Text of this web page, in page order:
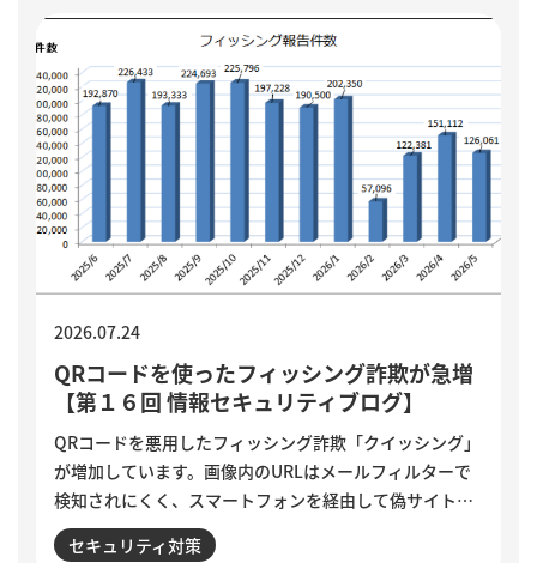
ます。
QRコードを使ったフィッシング詐欺が急増
【第１６回 情報セキュリティブログ】
2026.07.24
QRコードを悪用したフィッシング詐欺「クイッシング」
が増加しています。画像内のURLはメールフィルターで
検知されにくく、スマートフォンを経由して偽サイトへ
誘導される点が特徴です。セキュリティ意識が高い人ほ
ど狙われる巧妙な手口と、被害を防ぐために実践したい3
セキュリティ対策